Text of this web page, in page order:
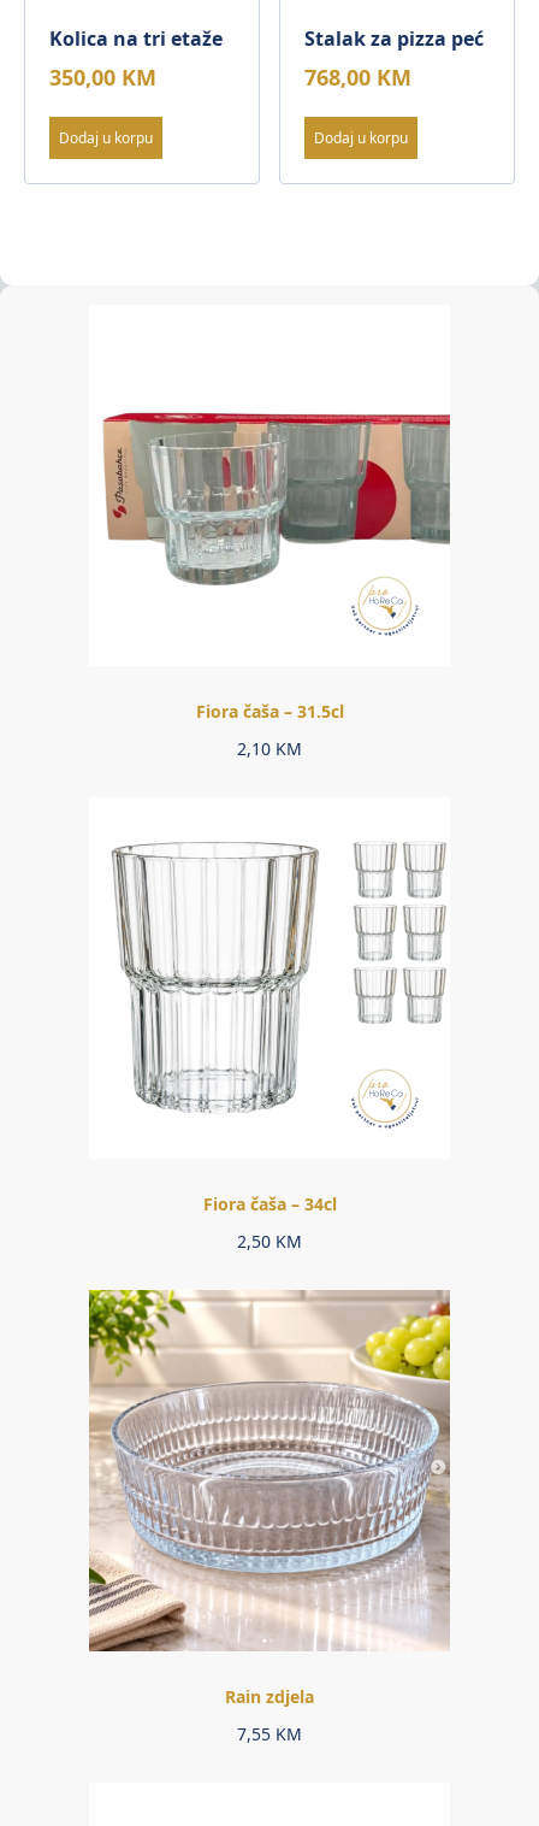
Kolica na tri etaže
350,00 KM
Dodaj u korpu
Stalak za pizza peć
768,00 KM
Dodaj u korpu
Fiora čaša – 31.5cl
2,10 KM
Fiora čaša – 34cl
2,50 KM
Rain zdjela
7,55 KM